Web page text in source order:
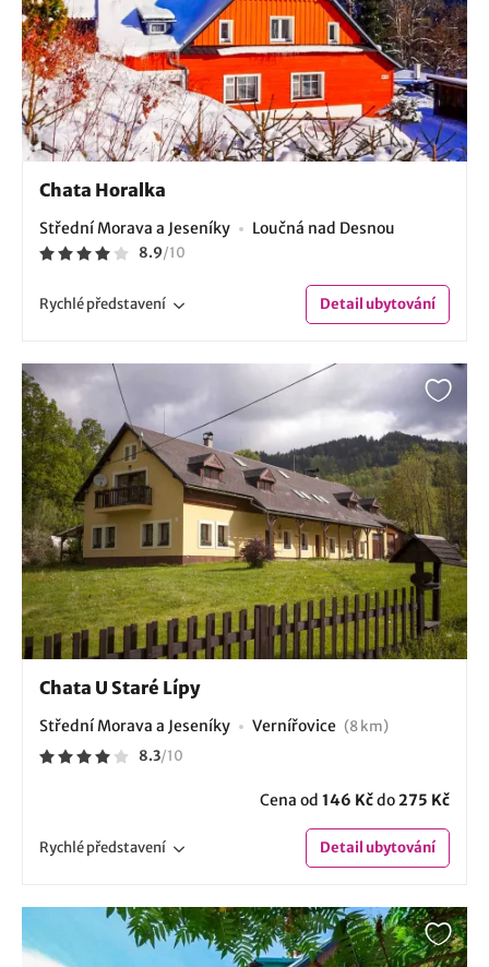
Chata Horalka
Střední Morava a Jeseníky Loučná nad Desnou
8.9/10
Rychlépředstavení Detailubytování
Chata U Staré Lípy
Střední Morava a Jeseníky Vernířovice (8 km)
8.3/10
Cena od 146 Kčdo275 Kč
Rychlépředstavení Detailubytování